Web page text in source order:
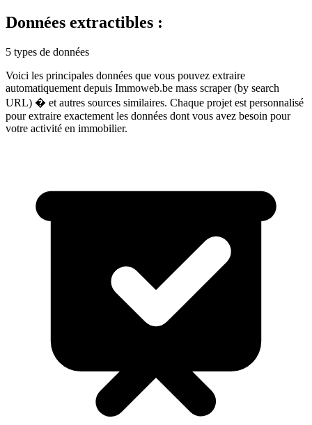
Données extractibles :
5 types de données
Voici les principales données que vous pouvez extraire
automatiquement depuis Immoweb.be mass scraper (by search
URL) � et autres sources similaires. Chaque projet est personnalisé
pour extraire exactement les données dont vous avez besoin pour
votre activité en immobilier.